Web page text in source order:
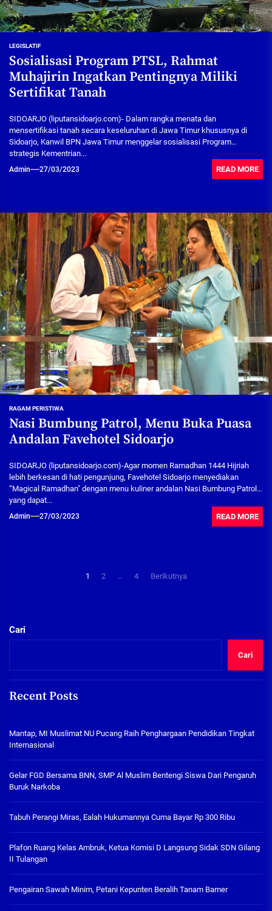
LEGISLATIF
Sosialisasi Program PTSL, Rahmat
Muhajirin Ingatkan Pentingnya Miliki
Sertifikat Tanah
SIDOARJO (liputansidoarjo.com)- Dalam rangka menata dan
mensertifikasi tanah secara keseluruhan di Jawa Timur khususnya di
Sidoarjo, Kanwil BPN Jawa Timur menggelar sosialisasi Program
strategis Kementrian...
Admin 27/03/2023 READ MORE
RAGAM PERISTIWA
Nasi Bumbung Patrol, Menu Buka Puasa
Andalan Favehotel Sidoarjo
SIDOARJO (liputansidoarjo.com)-Agar momen Ramadhan 1444 Hijriah
lebih berkesan di hati pengunjung, Favehotel Sidoarjo menyediakan
“Magical Ramadhan" dengan menu kuliner andalan Nasi Bumbung Patrol,
yang dapat...
Admin 27/03/2023 READ MORE
1 2 … 4 Berikutnya
Cari
Cari
Recent Posts
Mantap, MI Muslimat NU Pucang Raih Penghargaan Pendidikan Tingkat
Internasional
Gelar FGD Bersama BNN, SMP Al Muslim Bentengi Siswa Dari Pengaruh
Buruk Narkoba
Tabuh Perangi Miras, Ealah Hukumannya Cuma Bayar Rp 300 Ribu
Plafon Ruang Kelas Ambruk, Ketua Komisi D Langsung Sidak SDN Gilang
II Tulangan
Pengairan Sawah Minim, Petani Kepunten Beralih Tanam Bamer